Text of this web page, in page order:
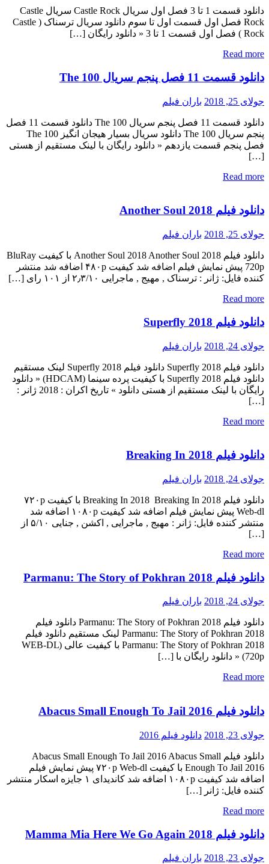
دانلود قسمت 1 تا 3 فصل اول سریال Castle Rock سریال Castle
Rock فصل اول قسمت اول تا سوم دانلود سریال ترسناک ( Castle
Rock ) فصل اول قسمت 1 تا 3 « دانلود رایگان […]
Read more
دانلود قسمت 11 فصل پنجم سریال The 100
جولای 25, 2018 باران فیلم
دانلود قسمت 11 فصل پنجم سریال The 100 دانلود قسمت 11 فصل
پنجم سریال The 100 دانلود سریال بسیار هیجان انگیز The 100
فصل پنجم قسمت یازدهم « دانلود رایگان با لینک مستقیم از هستی
[…]
Read more
دانلود فیلم Another Soul 2018
جولای 25, 2018 باران فیلم
دانلود فیلم Another Soul 2018 Another Soul 2018 با کیفیت BluRay
720p پیش نمایش فیلم اضافه شد کیفیت ۴۸۰p اضافه شد منتشر
کننده فایل: ژانر : ترسناک , مهیج , ماجرایی ۲٫۳/۱۰ از ۱۰۱ رای […]
Read more
دانلود فیلم Superfly 2018
جولای 24, 2018 باران فیلم
دانلود فیلم Superfly 2018 دانلود فیلم Superfly 2018 لینک مستقیم
دانلود فیلم Superfly 2018 با کیفیت پرده سینما (HDCAM) « دانلود
رایگان با لینک مستقیم از هستی دانلود » تاریخ اکران : 2018 ژانر :
[…]
Read more
دانلود فیلم Breaking In 2018
جولای 24, 2018 باران فیلم
دانلود فیلم Breaking In 2018 Breaking In 2018 با کیفیت ۷۲۰p
Web-dl پیش نمایش فیلم اضافه شد کیفیت ۱۰۸۰p اضافه شد
منتشر کننده فایل: ژانر : مهیج , ماجرایی , اکشن , جنایی ۵/۱۰ از
[…]
Read more
دانلود فیلم Parmanu: The Story of Pokhran 2018
جولای 24, 2018 باران فیلم
دانلود فیلم Parmanu: The Story of Pokhran 2018 دانلود فیلم
Parmanu: The Story of Pokhran 2018 لینک مستقیم دانلود فیلم
Parmanu: The Story of Pokhran 2018 با کیفیت عالی (WEB-DL
720p) « دانلود رایگان با […]
Read more
دانلود فیلم Abacus Small Enough To Jail 2016
جولای 23, 2018 دانلود فیلم 2016
دانلود فیلم Abacus Small Enough To Jail 2016 Abacus Small
Enough To Jail 2016 با کیفیت ۷۲۰p Web-dl پیش نمایش فیلم
اضافه شد کیفیت ۱۰۸۰p اضافه شد کاندیدای ۱ جایزه اسکار منتشر
کننده فایل: ژانر […]
Read more
دانلود فیلم Mamma Mia Here We Go Again 2018
جولای 23, 2018 باران فیلم